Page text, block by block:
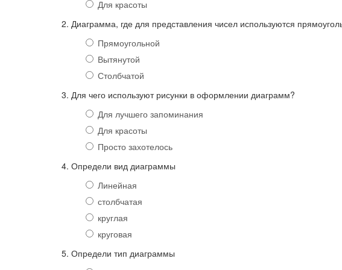
Для красоты
2. Диаграмма, где для представления чисел используются
Прямоугольной
Вытянутой
Столбчатой
3. Для чего используют рисунки в оформлении диаграмм?
Для лучшего запоминания
Для красоты
Просто захотелось
4. Определи вид диаграммы
Линейная
столбчатая
круглая
круговая
5. Определи тип диаграммы